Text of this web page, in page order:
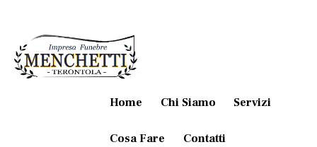
Home Chi Siamo Servizi
Cosa Fare Contatti